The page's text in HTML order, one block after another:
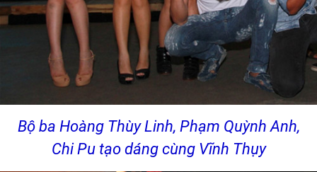
Bộ ba Hoàng Thùy Linh, Phạm Quỳnh Anh,
Chi Pu tạo dáng cùng Vĩnh Thụy